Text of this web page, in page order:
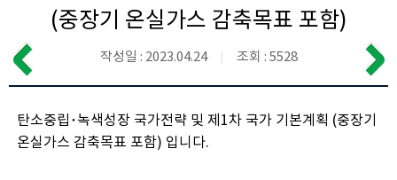
(중장기 온실가스 감축목표 포함)
작성일 : 2023.04.24 조회 : 5528
탄소중립･녹색성장 국가전략 및 제1차 국가 기본계획 (중장기
온실가스 감축목표 포함) 입니다.